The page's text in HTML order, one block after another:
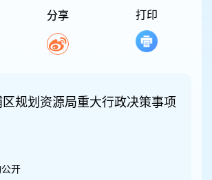
分享 打印
规划资源局重大行政决策事项
开